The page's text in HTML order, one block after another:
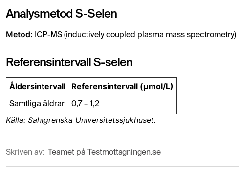
Analysmetod S-Selen
Metod: ICP-MS (inductively coupled plasma mass spectrometry)
Referensintervall S-selen
Åldersintervall Referensintervall (µmol/L)
Samtliga åldrar 0,7 – 1,2
Källa: Sahlgrenska Universitetssjukhuset.
Skriven av: Teamet på Testmottagningen.se